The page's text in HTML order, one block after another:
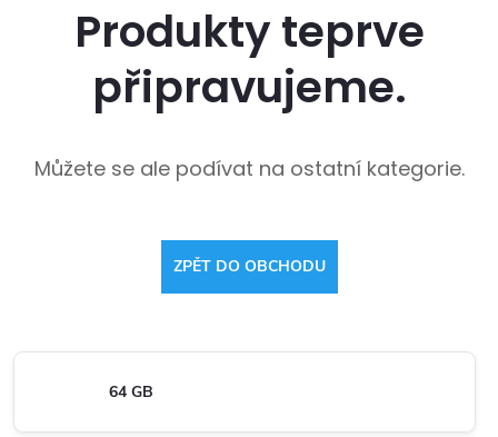
Produkty teprve
připravujeme.
Můžete se ale podívat na ostatní kategorie.
ZPĚT DO OBCHODU
64 GB